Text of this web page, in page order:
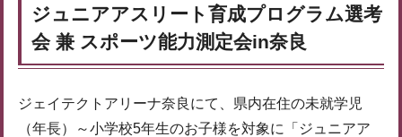
ジュニアアスリート育成プログラム選考
会 兼 スポーツ能力測定会in奈良
ジェイテクトアリーナ奈良にて、県内在住の未就学児
（年長）～小学校5年生のお子様を対象に「ジュニアア